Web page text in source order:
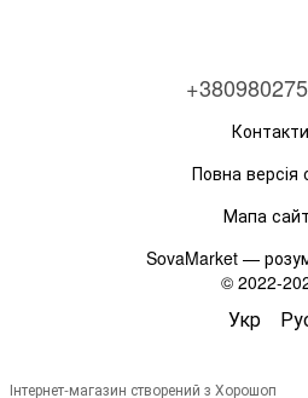
Контакти
Повна версія
Мапа
SovaMarket —
© 2022-
Укр
Інтернет-магазин створений з Хорошоп